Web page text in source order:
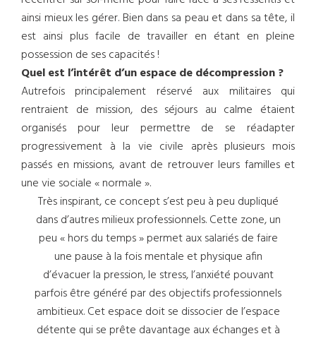
ainsi mieux les gérer. Bien dans sa peau et dans sa tête, il
est ainsi plus facile de travailler en étant en pleine
possession de ses capacités !
Quel est l’intérêt d’un espace de décompression ?
Autrefois principalement réservé aux militaires qui
rentraient de mission, des séjours au calme étaient
organisés pour leur permettre de se réadapter
progressivement à la vie civile après plusieurs mois
passés en missions, avant de retrouver leurs familles et
une vie sociale « normale ».
Très inspirant, ce concept s’est peu à peu dupliqué
dans d’autres milieux professionnels. Cette zone, un
peu « hors du temps » permet aux salariés de faire
une pause à la fois mentale et physique afin
d’évacuer la pression, le stress, l’anxiété pouvant
parfois être généré par des objectifs professionnels
ambitieux. Cet espace doit se dissocier de l’espace
détente qui se prête davantage aux échanges et à